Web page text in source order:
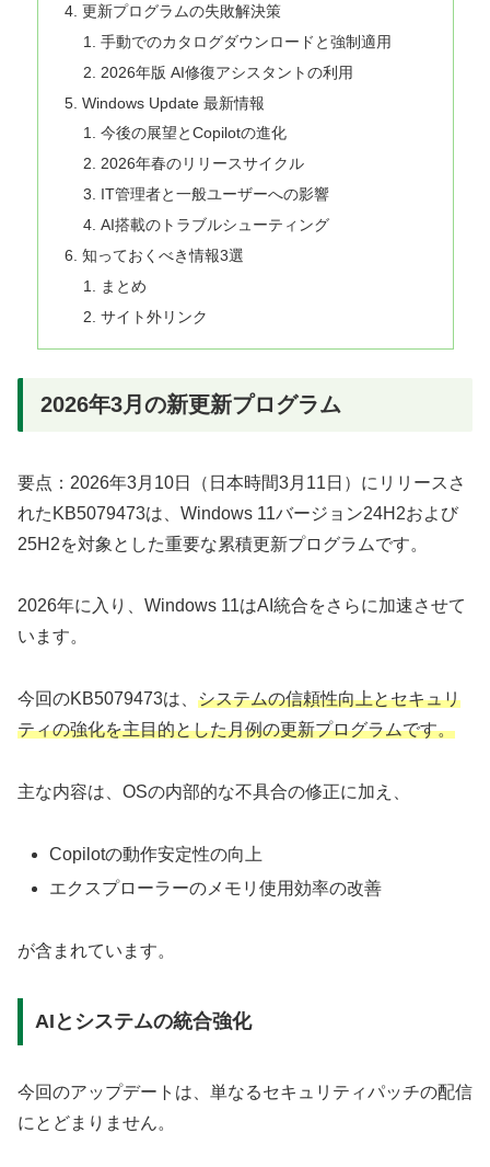
更新プログラムの失敗解決策
手動でのカタログダウンロードと強制適用
2026年版 AI修復アシスタントの利用
Windows Update 最新情報
今後の展望とCopilotの進化
2026年春のリリースサイクル
IT管理者と一般ユーザーへの影響
AI搭載のトラブルシューティング
知っておくべき情報3選
まとめ
サイト外リンク
2026年3月の新更新プログラム
要点：2026年3月10日（日本時間3月11日）にリリースさ
れたKB5079473は、Windows 11バージョン24H2および
25H2を対象とした重要な累積更新プログラムです。
2026年に入り、Windows 11はAI統合をさらに加速させて
います。
今回のKB5079473は、 システムの信頼性向上とセキュリ
ティの強化を主目的とした月例の更新プログラムです。
主な内容は、OSの内部的な不具合の修正に加え、
Copilotの動作安定性の向上
エクスプローラーのメモリ使用効率の改善
が含まれています。
AIとシステムの統合強化
今回のアップデートは、単なるセキュリティパッチの配信
にとどまりません。